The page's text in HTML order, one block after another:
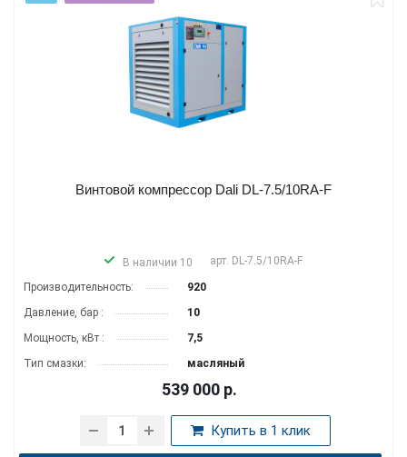
Винтовой компрессор Dali DL-7.5/10RA-F
В наличии 10 арт. DL-7.5/10RA-F
Производитель­ность:
920
Давление, бар :
10
Мощность, кВт :
7,5
Тип смазки:
масляный
539 000 р.
Купить в 1 клик